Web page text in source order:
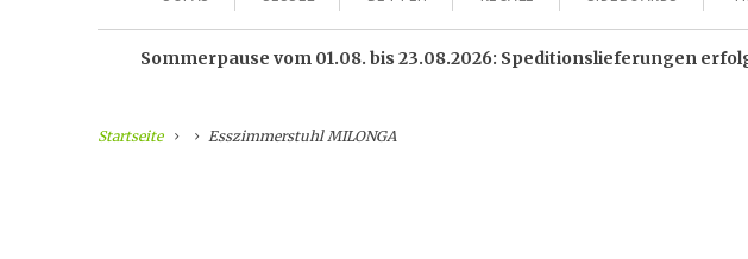
Sommerpause vom 01.08. bis 23.08.2026: Speditionslieferungen
Startseite Esszimmerstuhl MILONGA